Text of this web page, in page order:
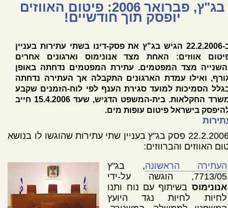
בג"ץ, פברואר 2006: פיטום האווזים
יופסק תוך חודשיים!
ב-22.2.2006 הגיש בג"ץ את פסק-דינו בשתי עתירות בעניין
אווזים: האחת מצד אנונימוס וארגונים אחרים
מצד המפטמים. עתירת המפטמים נדחתה באופן
ואילו עמדת הארגונים התקבלה אך העתירה נדחתה
הסמיכות למועד סגירת הענף לפי לוח-הזמנים שקבע
משרד החקלאות. בית-המשפט הדגיש, שעד 15.4.2006 חייב
בישראל פיטום עופות מים.
ב-22.2.2006 פסק בג"ץ בעניין שתי עתירות שהוגשו לו בנושא
האווזים והברווזים:
העתירה הראשונה, בג"ץ
7713/05, הוגשה על-ידי
אנונימוס בשיתוף עם נוח ותנו
לחיות לחיות נגד היועץ